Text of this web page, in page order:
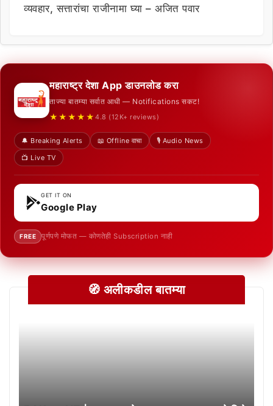
व्यवहार, सत्तारांचा राजीनामा घ्या – अजित पवार
महाराष्ट्र देशा App डाउनलोड करा
ताज्या बातम्या सर्वात आधी — Notifications सकट!
★★★★★ 4.8 (12K+ reviews)
🔔 Breaking Alerts 📖 Offline वाचा
🎙️ Audio News
📺 Live TV
GET IT ON
Google Play
FREE पूर्णपणे मोफत — कोणतेही Subscription नाही
🧭 अलीकडील बातम्या